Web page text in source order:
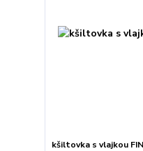
kšiltovka s vlajkou